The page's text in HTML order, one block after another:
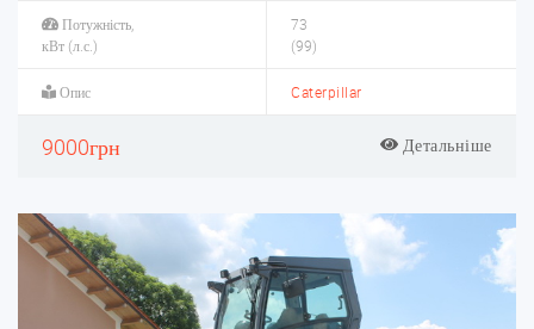
Потужність,
кВт (л.с.)
73
(99)
Опис Caterpillar
9000грн Детальніше